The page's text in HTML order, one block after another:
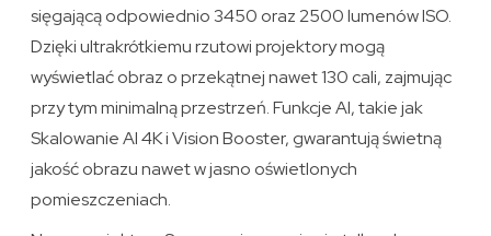
sięgającą odpowiednio 3450 oraz 2500 lumenów ISO.
Dzięki ultrakrótkiemu rzutowi projektory mogą
wyświetlać obraz o przekątnej nawet 130 cali, zajmując
przy tym minimalną przestrzeń. Funkcje AI, takie jak
Skalowanie AI 4K i Vision Booster, gwarantują świetną
jakość obrazu nawet w jasno oświetlonych
pomieszczeniach.